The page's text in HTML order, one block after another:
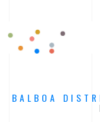
BALBOA